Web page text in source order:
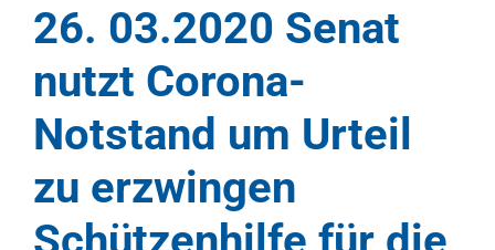
26. 03.2020 Senat
nutzt Corona-
Notstand um Urteil
zu erzwingen